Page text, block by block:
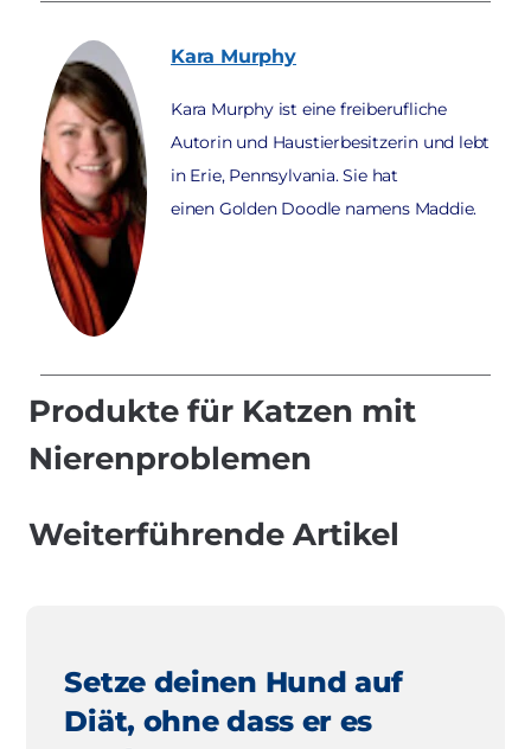
Kara Murphy
Kara Murphy ist eine freiberufliche
Autorin und Haustierbesitzerin und lebt
in Erie, Pennsylvania. Sie hat
einen Golden Doodle namens Maddie.
Produkte für Katzen mit
Nierenproblemen
Weiterführende Artikel
Setze deinen Hund auf
Diät, ohne dass er es